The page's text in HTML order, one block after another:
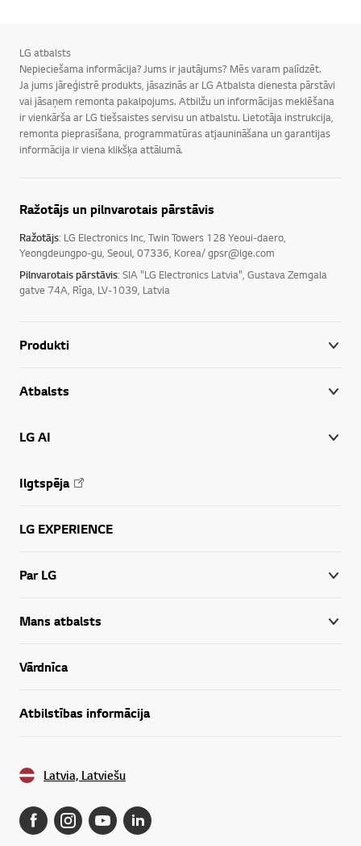
LG atbalsts
Nepieciešama informācija? Jums ir jautājums? Mēs varam palīdzēt.
Ja jums jāreģistrē produkts, jāsazinās ar LG Atbalsta dienesta pārstāvi
vai jāsaņem remonta pakalpojums. Atbilžu un informācijas meklēšana
ir vienkārša ar LG tiešsaistes servisu un atbalstu. Lietotāja instrukcija,
remonta pieprasīšana, programmatūras atjaunināšana un garantijas
informācija ir viena klikšķa attālumā.
Ražotājs un pilnvarotais pārstāvis
Ražotājs: LG Electronics Inc, Twin Towers 128 Yeoui-daero,
Yeongdeungpo-gu, Seoul, 07336, Korea/ gpsr@lge.com
Pilnvarotais pārstāvis: SIA "LG Electronics Latvia", Gustava Zemgala
gatve 74A, Rīga, LV-1039, Latvia
Produkti
Atbalsts
LG AI
Ilgtspēja
LG EXPERIENCE
Par LG
Mans atbalsts
Vārdnīca
Atbilstības informācija
Latvia, Latviešu